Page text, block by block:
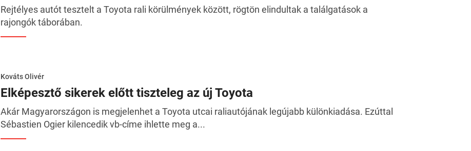
Rejtélyes autót tesztelt a Toyota rali körülmények között, rögtön elindultak a találgatások a
rajongók táborában.
Kováts Olivér
Elképesztő sikerek előtt tiszteleg az új Toyota
Akár Magyarországon is megjelenhet a Toyota utcai raliautójának legújabb különkiadása. Ezúttal
Sébastien Ogier kilencedik vb-címe ihlette meg a...